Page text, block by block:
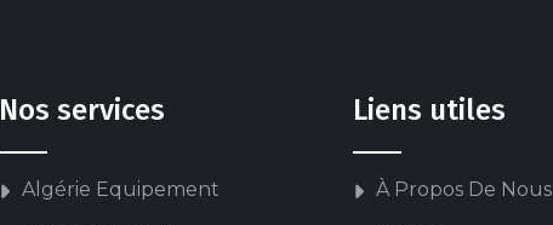
Nos services
Algérie Equipement
Liens utiles
À Propos De Nous